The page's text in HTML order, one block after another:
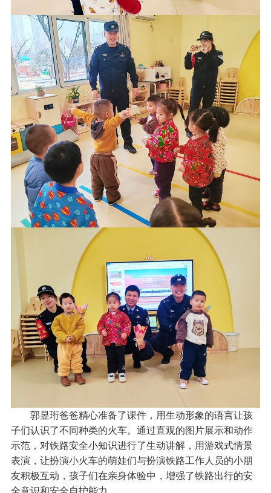
郭昱珩爸爸精心准备了课件，用生动形象的语言让孩
子们认识了不同种类的火车。通过直观的图片展示和动作
示范，对铁路安全小知识进行了生动讲解，用游戏式情景
表演，让扮演小火车的萌娃们与扮演铁路工作人员的小朋
友积极互动，孩子们在亲身体验中，增强了铁路出行的安
全意识和安全自护能力。